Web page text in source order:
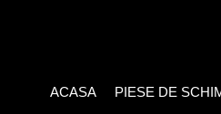
ACASA PIESE DE